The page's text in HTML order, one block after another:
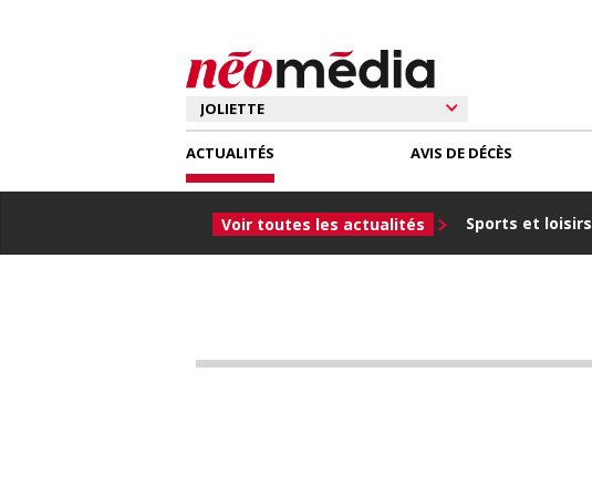
ACTUALITÉS
Voir toutes les actualités Sports et loisirs
AVIS DE DÉCÈS